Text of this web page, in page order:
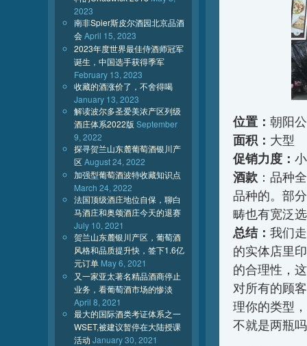
位置： 朝阳
面积： 大型
促销力度：
酒款 ：品种
品种的。部
畴也有宽泛
总结： 我们
的实体店里
的合理性，
对所有的顾
理你的类型
不就是两瓶
2023
南非Spier斯皮尔酒园北京品酒
会April 15, 2023
2023年度世界最佳侍酒师冠军
诞生，中国选手获得季军
February 13, 2023
收藏的酒涨价了，不舍得喝
January 13, 2023
解读波尔多圣爱美浓产区列级
酒庄体系2022版 September
9, 2022
探寻贺兰山东麓葡萄酒银川产
区August 24, 2022
加强型葡萄酒波特收藏知识点
March 24, 2022
法国顶级酒庄地位自保，聊白
马酒庄和奥颂酒庄今天的退赛
July 10, 2021
贺兰山东麓银川产区，葡萄酒
风格和品质提升快，签下1.6亿
元订单 May 6, 2021
又一家亚太著名精品酒商停止
业务，看葡萄酒市场的惨淡
April 8, 2021
最大的国际酒类考证体系之一
WSET,被建议暂停在大陆授课
活动 January 30, 2021